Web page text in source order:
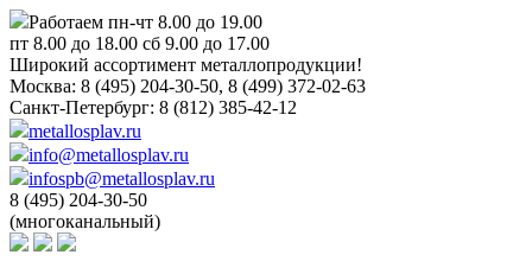
Работаем пн-чт 8.00 до 19.00
пт 8.00 до 18.00 сб 9.00 до 17.00
Широкий ассортимент металлопродукции!
Москва: 8 (495) 204-30-50, 8 (499) 372-02-63
Санкт-Петербург: 8 (812) 385-42-12
metallosplav.ru
info@metallosplav.ru
infospb@metallosplav.ru
8 (495) 204-30-50
(многоканальный)